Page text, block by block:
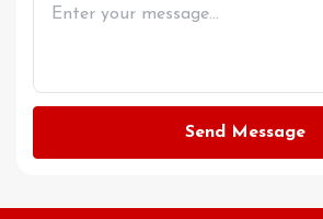
Send Message